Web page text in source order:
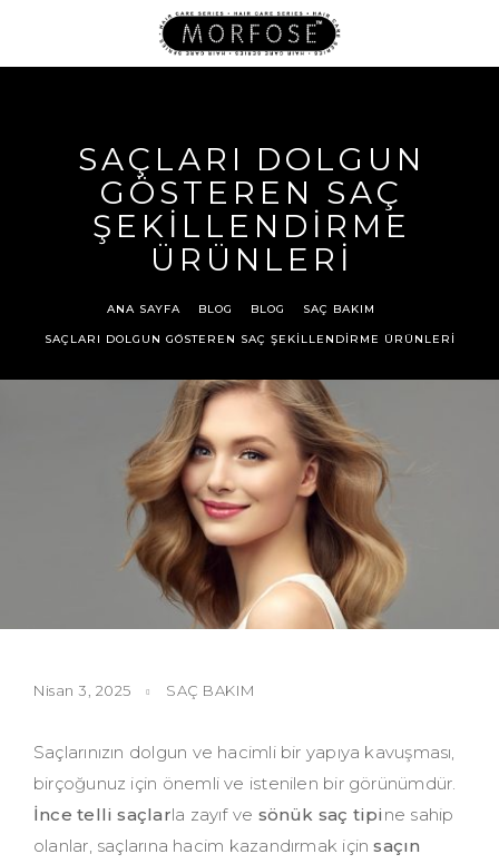
SAÇLARI DOLGUN
GÖSTEREN SAÇ
ŞEKİLLENDİRME
ÜRÜNLERİ
ANA SAYFA BLOG BLOG SAÇ BAKIM
SAÇLARI DOLGUN GÖSTEREN SAÇ ŞEKİLLENDİRME ÜRÜNLERİ
Nisan 3, 2025 SAÇ BAKIM
Saçlarınızın dolgun ve hacimli bir yapıya kavuşması,
birçoğunuz için önemli ve istenilen bir görünümdür.
İnce telli saçlarla zayıf ve sönük saç tipi ne sahip
olanlar, saçlarına hacim kazandırmak içinsaçın